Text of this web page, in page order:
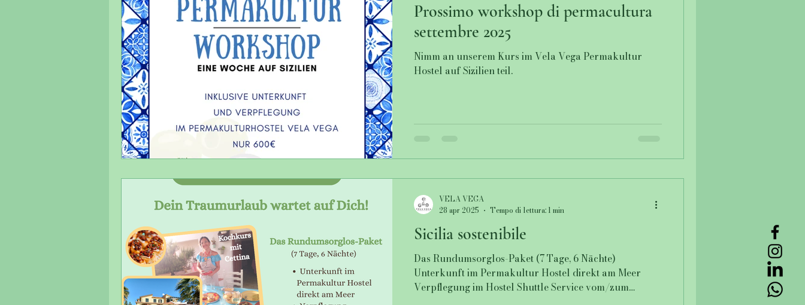
Prossimo workshop di permacultura
settembre 2025
Nimm an unserem Kurs im Vela Vega Permakultur
Hostel auf Sizilien teil.
Sicilia sostenibile
Das Rundumsorglos-Paket (7 Tage, 6 Nächte)
Unterkunft im Permakultur Hostel direkt am Meer
Verpflegung im Hostel Shuttle Service vom/zum
VELA VEGA
28 apr 2025
Tempo di lettura: 1 min